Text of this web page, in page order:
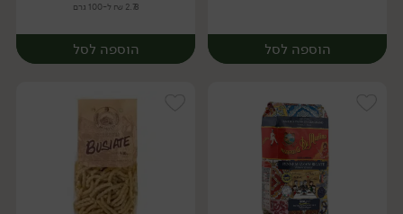
הוספה לסל
2.78 ₪ ל-100 גרם
הוספה לסל